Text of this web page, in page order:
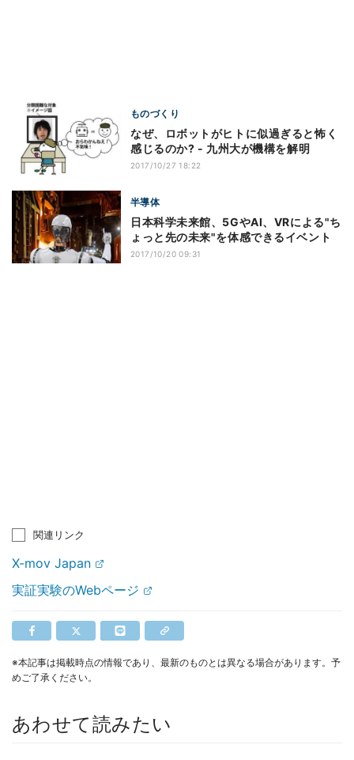
ものづくり
なぜ、ロボットがヒトに似過ぎると怖く
感じるのか? - 九州大が機構を解明
2017/10/27 18:22
半導体
日本科学未来館、5GやAI、VRによる"ち
ょっと先の未来"を体感できるイベント
2017/10/20 09:31
関連リンク
X-mov Japan
実証実験のWebページ
※本記事は掲載時点の情報であり、最新のものとは異なる場合があります。予
めご了承ください。
あわせて読みたい